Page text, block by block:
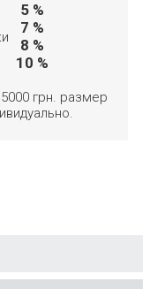
5 %
7 %
8 %
10 %
грн. размер